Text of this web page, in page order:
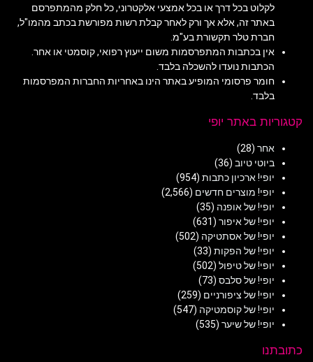
לקלוט בכל דרך או בכל אמצעי אלקטרוני, כל חלק מהמתפרסם
באתר זה, אלא אך ורק לאחר קבלת רשות מפורשת בכתב מהמו"ל,
חברת טלר תקשורת בע"מ.
אין בכתבות המתפרסמות משום ייעוץ רפואי, קוסמטי או אחר.
הכתבות נועדו להשכלה בלבד.
חומר פרסומי המופיע באתר הינו באחריות החברות המפרסמות
בלבד.
קטגוריות באתר יופי
אחר (28)
ביוטי טיוב (36)
יופי! ארכיון כתבות (954)
יופי! מוצרים חדשים (2,566)
יופי! של אופנה (35)
יופי! של איפור (631)
יופי! של אסתטיקה (502)
יופי! של הפקות (33)
יופי! של טיפול (502)
יופי! של סלבס (73)
יופי! של ציפורניים (259)
יופי! של קוסמטיקה (547)
יופי! של שיער (535)
כתובתנו